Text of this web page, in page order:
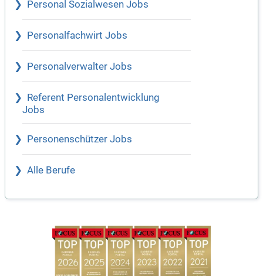
Personal Sozialwesen Jobs
Personalfachwirt Jobs
Personalverwalter Jobs
Referent Personalentwicklung
Jobs
Personenschützer Jobs
Alle Berufe